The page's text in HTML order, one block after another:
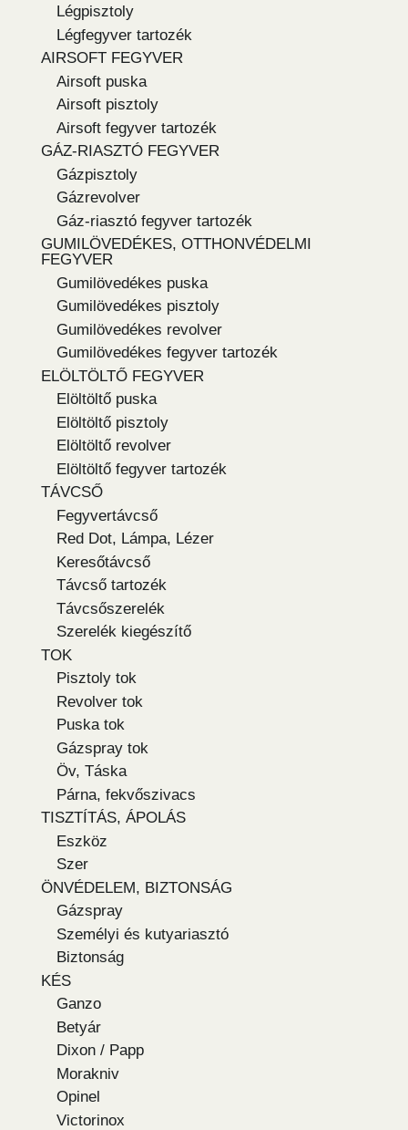
Légpisztoly
Légfegyver tartozék
AIRSOFT FEGYVER
Airsoft puska
Airsoft pisztoly
Airsoft fegyver tartozék
GÁZ-RIASZTÓ FEGYVER
Gázpisztoly
Gázrevolver
Gáz-riasztó fegyver tartozék
GUMILÖVEDÉKES, OTTHONVÉDELMI
FEGYVER
Gumilövedékes puska
Gumilövedékes pisztoly
Gumilövedékes revolver
Gumilövedékes fegyver tartozék
ELÖLTÖLTŐ FEGYVER
Elöltöltő puska
Elöltöltő pisztoly
Elöltöltő revolver
Elöltöltő fegyver tartozék
TÁVCSŐ
Fegyvertávcső
Red Dot, Lámpa, Lézer
Keresőtávcső
Távcső tartozék
Távcsőszerelék
Szerelék kiegészítő
TOK
Pisztoly tok
Revolver tok
Puska tok
Gázspray tok
Öv, Táska
Párna, fekvőszivacs
TISZTÍTÁS, ÁPOLÁS
Eszköz
Szer
ÖNVÉDELEM, BIZTONSÁG
Gázspray
Személyi és kutyariasztó
Biztonság
KÉS
Ganzo
Betyár
Dixon / Papp
Morakniv
Opinel
Victorinox